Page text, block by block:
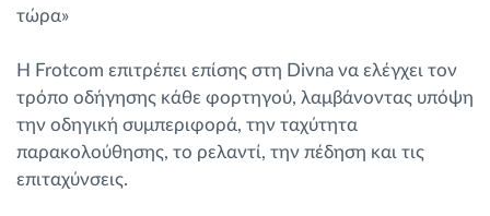
τώρα»
Η Frotcom επιτρέπει επίσης στη Divna να ελέγχει τον
τρόπο οδήγησης κάθε φορτηγού, λαμβάνοντας υπόψη
την οδηγική συμπεριφορά, την ταχύτητα
παρακολούθησης, τo ρελαντί, την πέδηση και τις
επιταχύνσεις.